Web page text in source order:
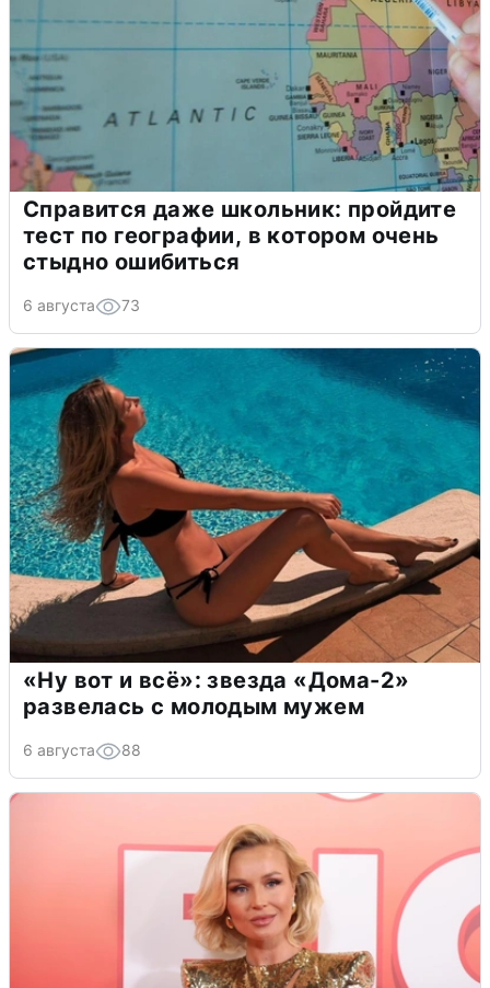
Справится даже школьник: пройдите
тест по географии, в котором очень
стыдно ошибиться
6 августа 73
«Ну вот и всё»: звезда «Дома-2»
развелась с молодым мужем
6 августа 88